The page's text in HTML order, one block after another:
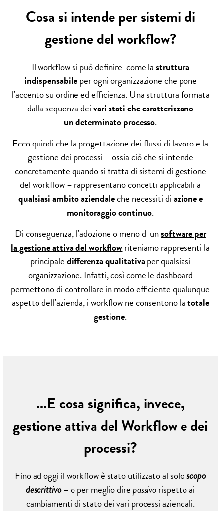
Cosa si intende per sistemi di
gestione del workflow?
Il workflow si può definire come lastruttura
indispensabileper ogni organizzazione che pone
l’accento su ordine ed efficienza. Una struttura formata
dalla sequenza deivari stati che caratterizzano
un determinato processo.
Ecco quindi che la progettazione dei flussi di lavoro e la
gestione dei processi – ossia ciò che si intende
concretamente quando si tratta di sistemi di gestione
del workflow – rappresentano concetti applicabili a
qualsiasi ambito aziendaleche necessiti diazione e
monitoraggio continuo.
Di conseguenza, l’adozione o meno di unsoftware per
la gestione attiva del workflowriteniamo rappresenti la
principaledifferenza qualitativa per qualsiasi
organizzazione. Infatti, così come le dashboard
permettono di controllare in modo efficiente qualunque
aspetto dell’azienda, i workflow ne consentono latotale
gestione.
...E cosa significa, invece,
gestione attiva del Workflow e dei
processi?
Fino ad oggi il workflow è stato utilizzato al soloscopo
descrittivo– o per meglio direpassivorispetto ai
cambiamenti di stato dei vari processi aziendali.